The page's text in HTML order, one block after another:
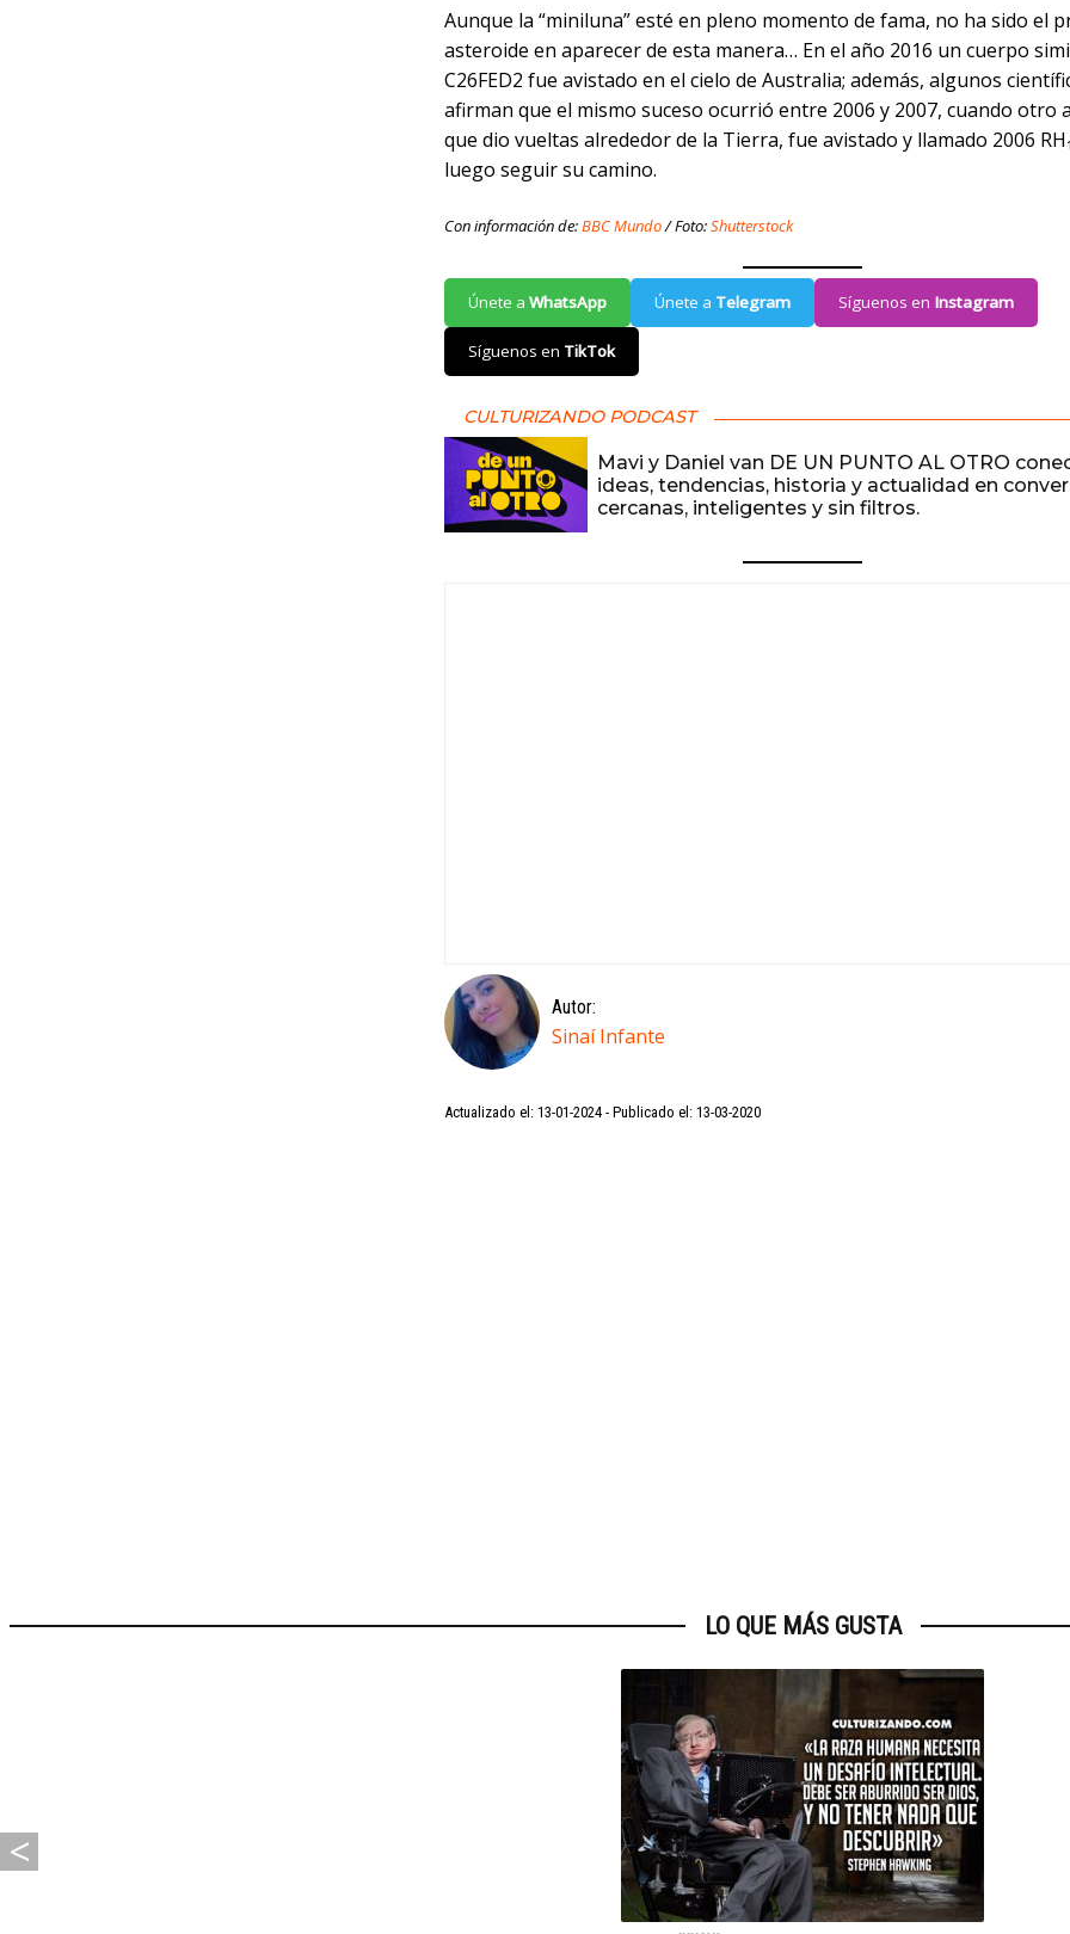
Aunque la “miniluna” esté en pleno momento de fama, no ha sido el
asteroide en aparecer de esta manera… En el año 2016 un cuerpo
C26FED2 fue avistado en el cielo de Australia; además, algunos
afirman que el mismo suceso ocurrió entre 2006 y 2007, cuando otro
que dio vueltas alrededor de la Tierra, fue avistado y llamado 2006
luego seguir su camino.
Con información de:BBC Mundo/ Foto:Shutterstock
Únete a WhatsApp Únete a Telegram Síguenos en Instagram
Síguenos en TikTok
CULTURIZANDO PODCAST
Mavi y Daniel van DE UN PUNTO AL OTRO
ideas, tendencias, historia y actualidad en
cercanas, inteligentes y sin filtros.
Autor:
Sinaí Infante
Actualizado el: 13-01-2024 Publicado el: 13-03-2020
LO QUE MÁS GUSTA